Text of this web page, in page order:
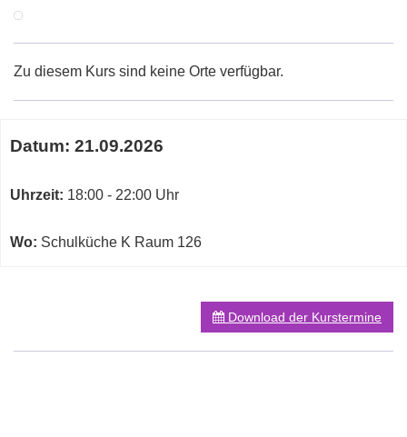
Zu diesem Kurs sind keine Orte verfügbar.
zum
Kurs
Datum: 21.09.2026
Uhrzeit: 18:00 - 22:00 Uhr
Wo: Schulküche K Raum 126
Download der Kurstermine